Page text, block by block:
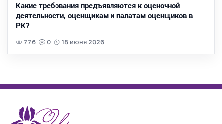
Какие требования предъявляются к оценочной
деятельности, оценщикам и палатам оценщиков в
РК?
776 0 18 июня 2026